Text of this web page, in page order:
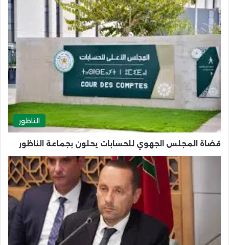
الناظور
قضاة المجلس الجهوي للحسابات يحلون بجماعة الناظور